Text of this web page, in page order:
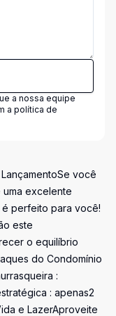
a nossa equipe
a política de
você
excelente
perfeito para você!
este
o equilíbrio
do Condomínio
:
: apenas2
e LazerAproveite